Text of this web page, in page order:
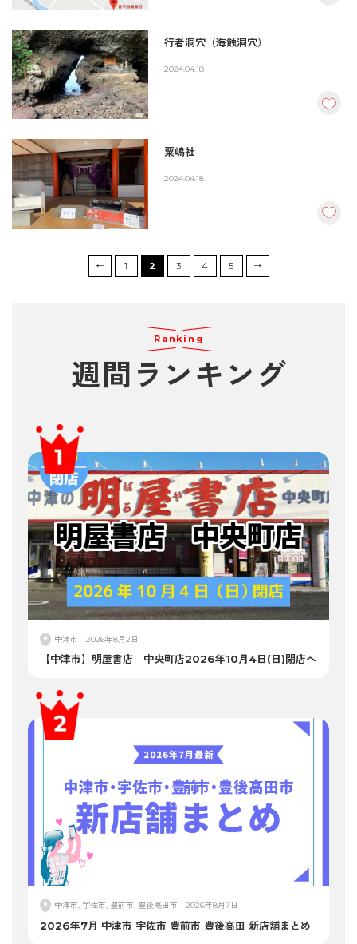
行者洞穴（海蝕洞穴）
2024.04.18
粟嶋社
2024.04.18
← 1 2 3 4 5 →
Ranking
週間ランキング
中津市 2026年8月2日
【中津市】明屋書店 中央町店2026年10月4日(日)閉店へ
中津市, 宇佐市, 豊前市, 豊後高田市 2026年8月7日
2026年7月 中津市 宇佐市 豊前市 豊後高田 新店舗まとめ